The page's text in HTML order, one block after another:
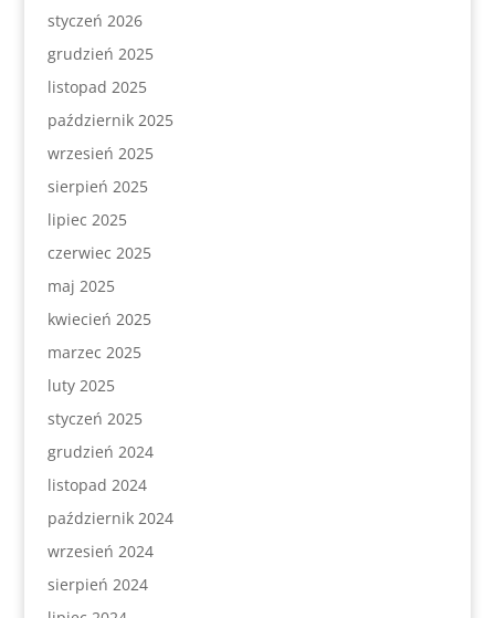
styczeń 2026
grudzień 2025
listopad 2025
październik 2025
wrzesień 2025
sierpień 2025
lipiec 2025
czerwiec 2025
maj 2025
kwiecień 2025
marzec 2025
luty 2025
styczeń 2025
grudzień 2024
listopad 2024
październik 2024
wrzesień 2024
sierpień 2024